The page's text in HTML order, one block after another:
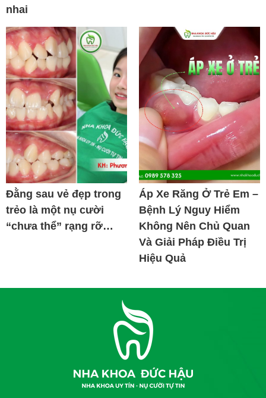
nhai
Đằng sau vẻ đẹp trong
trẻo là một nụ cười
“chưa thể” rạng rỡ…
Áp Xe Răng Ở Trẻ Em –
Bệnh Lý Nguy Hiểm
Không Nên Chủ Quan
Và Giải Pháp Điều Trị
Hiệu Quả